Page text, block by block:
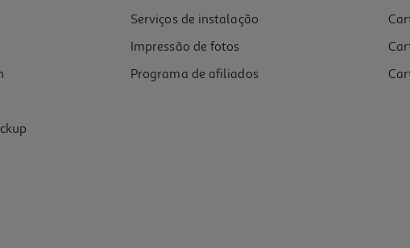
Serviços de instalação
Impressão de fotos
Programa de afiliados